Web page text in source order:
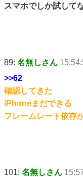
スマホでしか試して
89: 名無しさん
>>62
確認してきた
iPhoneまだできる
フレームレート依存
101: 名無しさん